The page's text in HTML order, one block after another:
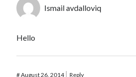
Ismail avdalloviq
Hello
#August 26, 2014 Reply